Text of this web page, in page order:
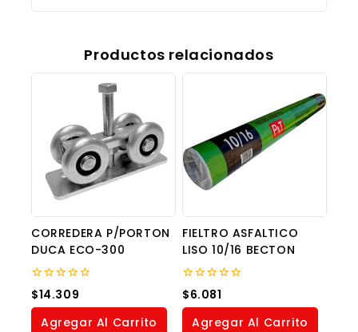
Productos relacionados
CORREDERA P/PORTON
DUCA ECO-300
0
out
of
$14.309
Agregar Al Carrito
FIELTRO ASFALTICO
LISO 10/16 BECTON
0
out
of
$6.081
Agregar Al Carrito